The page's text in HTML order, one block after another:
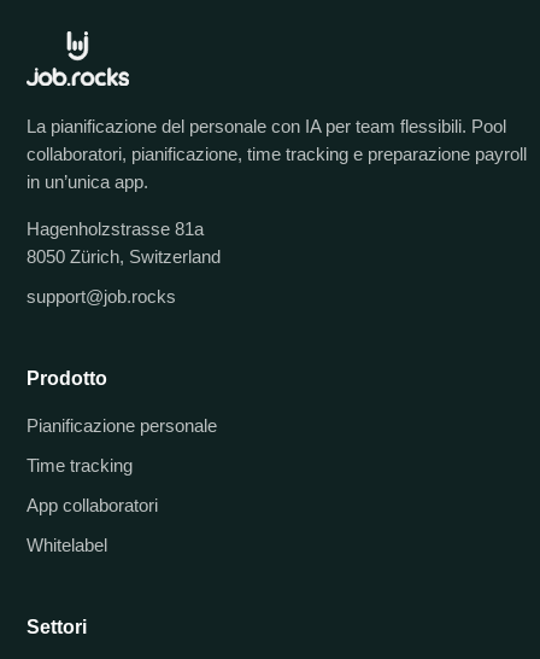
La pianificazione del personale con IA per team flessibili. Pool
collaboratori, pianificazione, time tracking e preparazione payroll
in un’unica app.
Hagenholzstrasse 81a
8050 Zürich, Switzerland
support@job.rocks
Prodotto
Pianificazione personale
Time tracking
App collaboratori
Whitelabel
Settori